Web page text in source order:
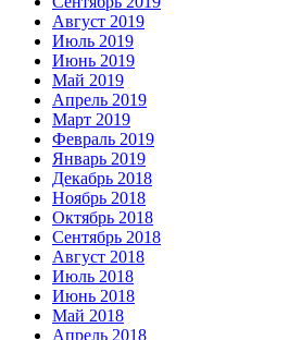
Август 2019
Июль 2019
Июнь 2019
Май 2019
Апрель 2019
Март 2019
Февраль 2019
Январь 2019
Декабрь 2018
Ноябрь 2018
Октябрь 2018
Сентябрь 2018
Август 2018
Июль 2018
Июнь 2018
Май 2018
Апрель 2018